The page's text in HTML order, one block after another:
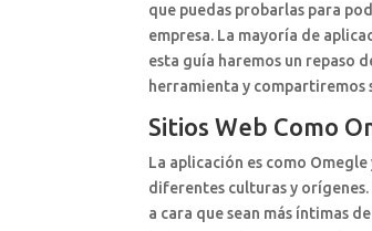
que puedas probarlas para
empresa. La mayoría de
esta guía haremos un repaso
herramienta y compartiremos
Sitios Web Como
La aplicación es como
diferentes culturas y
a cara que sean más íntimas